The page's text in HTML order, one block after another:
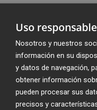
Uso
Nosotros y nuestros
información en su
y datos de navegación,
obtener información
pueden procesar sus
precisos y